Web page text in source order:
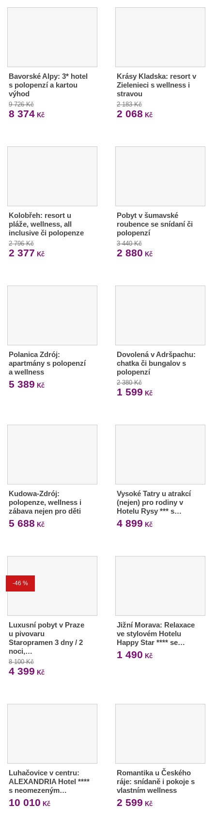
Bavorské Alpy: 3* hotel
s polopenzí a kartou
výhod
9 726 Kč
8 374 Kč
Krásy Kladska: resort v
Zielenieci s wellness i
stravou
2 183 Kč
2 068 Kč
Kolobřeh: resort u
pláže, wellness, all
inclusive či polopenze
2 796 Kč
2 377 Kč
Pobyt v šumavské
roubence se snídaní či
polopenzí
3 440 Kč
2 880 Kč
Polanica Zdrój:
apartmány s polopenzí
a wellness
5 389 Kč
Dovolená v Adršpachu:
chatka či bungalov s
polopenzí
2 380 Kč
1 599 Kč
Kudowa-Zdrój:
polopenze, wellness i
zábava nejen pro děti
5 688 Kč
Vysoké Tatry u atrakcí
(nejen) pro rodiny v
Hotelu Rysy *** s…
4 899 Kč
-46 %
Luxusní pobyt v Praze
u pivovaru
Staropramen 3 dny / 2
noci,…
8 100 Kč
4 399 Kč
Jižní Morava: Relaxace
ve stylovém Hotelu
Happy Star **** se…
1 490 Kč
Luhačovice v centru:
ALEXANDRIA Hotel ****
s neomezeným…
10 010 Kč
Romantika u Českého
ráje: snídaně i pokoje s
vlastním wellness
2 599 Kč